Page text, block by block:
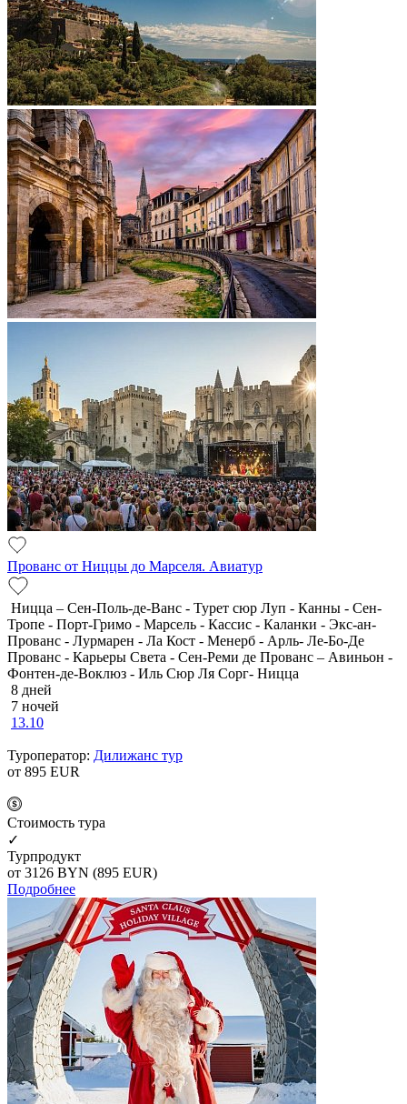
Прованс от Ниццы до Марселя. Авиатур
Ницца – Сен-Поль-де-Ванс - Турет сюр Луп - Канны - Сен-
Тропе - Порт-Гримо - Марсель - Кассис - Каланки - Экс-ан-
Прованс - Лурмарен - Ла Кост - Менерб - Арль- Ле-Бо-Де
Прованс - Карьеры Света - Сен-Реми де Прованс – Авиньон -
Фонтен-де-Воклюз - Иль Сюр Ля Сорг- Ницца
8 дней
7 ночей
13.10
Туроператор: Дилижанс тур
от 895 EUR
Cтоимость тура
✓
Турпродукт
от 3126 BYN (895 EUR)
Подробнее